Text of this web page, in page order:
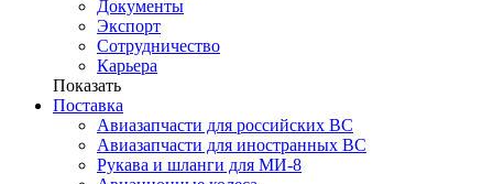
Документы
Экспорт
Сотрудничество
Карьера
Показать
Поставка
Авиазапчасти для российских ВС
Авиазапчасти для иностранных ВС
Рукава и шланги для МИ-8